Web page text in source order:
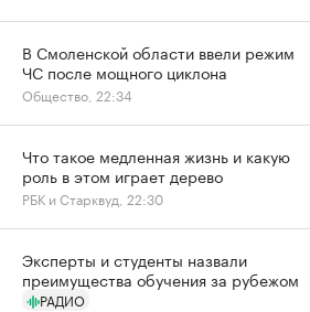
В Смоленской области ввели режим
ЧС после мощного циклона
Общество, 22:34
Что такое медленная жизнь и какую
роль в этом играет дерево
РБК и Старквуд, 22:30
Эксперты и студенты назвали
преимущества обучения за рубежом
РАДИО